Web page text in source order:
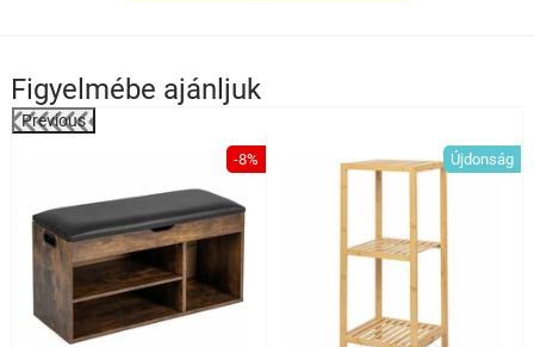
Figyelmébe ajánljuk
Previous
-8% Újdonság